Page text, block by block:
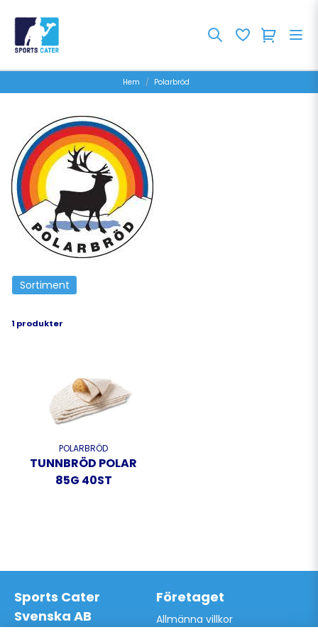
Hem Polarbröd
Sortiment
1 produkter
POLARBRÖD
TUNNBRÖD POLAR
85G 40ST
Sports Cater
Svenska AB
Företaget
Allmänna villkor